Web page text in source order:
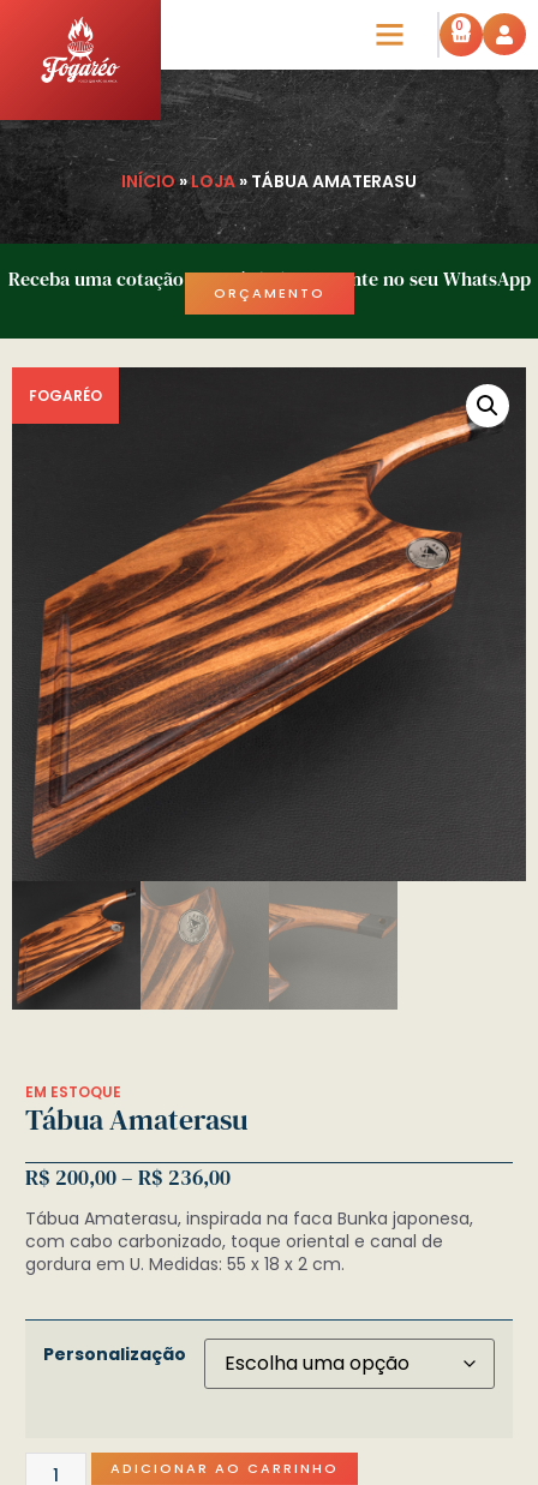
0
INÍCIO »LOJA»TÁBUA AMATERASU
Receba uma cotação em até 1h diretamente no seu WhatsApp
ORÇAMENTO
FOGARÉO
EM ESTOQUE
Tábua Amaterasu
R$ 200,00– R$ 236,00
Tábua Amaterasu, inspirada na faca Bunka japonesa,
com cabo carbonizado, toque oriental e canal de
gordura em U. Medidas: 55 x 18 x 2 cm.
Personalização
ADICIONAR AO CARRINHO